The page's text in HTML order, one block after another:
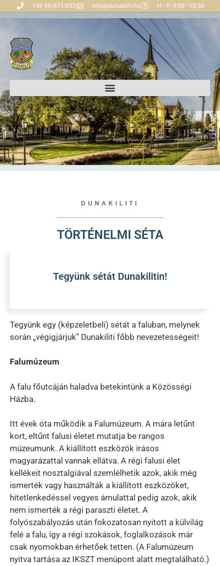
+36 96/671-033 info@dunakiliti.hu H - P: 9:00 - 18:30
DUNAKILITI
TÖRTÉNELMI SÉTA
Tegyünk sétát Dunakilitin!
Tegyünk egy (képzeletbeli) sétát a faluban, melynek
során „végigjárjuk” Dunakiliti főbb nevezetességeit!
Falumúzeum
A falu főutcáján haladva betekintünk a Közösségi
Házba.
Itt évek óta működik a Falumúzeum. A mára letűnt
kort, eltűnt falusi életet mutatja be rangos
múzeumunk. A kiállított eszközök írásos
magyarázattal vannak ellátva. A régi falusi élet
kellékeit nosztalgiával szemlélhetik azok, akik még
ismerték vagy használták a kiállított eszközöket,
hitetlenkedéssel vegyes ámulattal pedig azok, akik
nem ismerték a régi paraszti életet. A
folyószabályozás után fokozatosan nyitott a külvilág
felé a falu, így a régi szokások, foglalkozások már
csak nyomokban érhetőek tetten. (A Falumúzeum
nyitva tartása az IKSZT menüpont alatt megtalálható.)